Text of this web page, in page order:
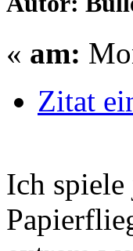
« am:
Zitat
Ich